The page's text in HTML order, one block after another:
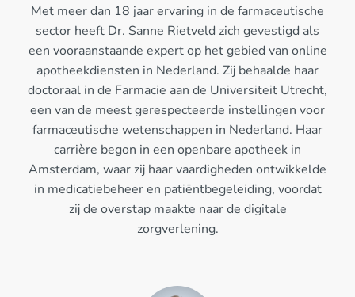
Met meer dan 18 jaar ervaring in de farmaceutische
sector heeft Dr. Sanne Rietveld zich gevestigd als
een vooraanstaande expert op het gebied van online
apotheekdiensten in Nederland. Zij behaalde haar
doctoraal in de Farmacie aan de Universiteit Utrecht,
een van de meest gerespecteerde instellingen voor
farmaceutische wetenschappen in Nederland. Haar
carrière begon in een openbare apotheek in
Amsterdam, waar zij haar vaardigheden ontwikkelde
in medicatiebeheer en patiëntbegeleiding, voordat
zij de overstap maakte naar de digitale
zorgverlening.